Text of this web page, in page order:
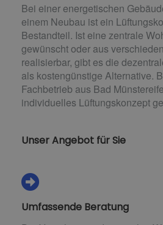
Bei einer energetischen
einem Neubau ist ein
Bestandteil. Ist eine zentrale
gewünscht oder aus
realisierbar, gibt es die
als kostengünstige Alternative.
Fachbetrieb aus Bad
individuelles Lüftungskonzept
Unser Angebot für Sie
Umfassende Beratung